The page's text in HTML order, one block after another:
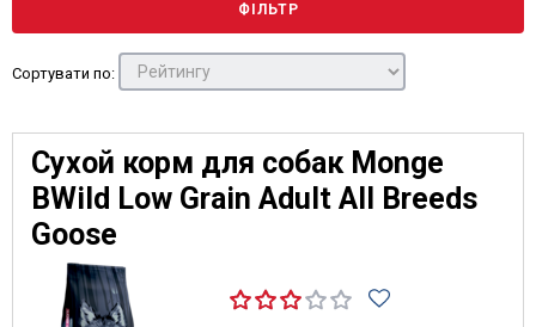
ФІЛЬТР
Сортувати по:
Сухой корм для собак Monge
BWild Low Grain Adult All Breeds
Goose